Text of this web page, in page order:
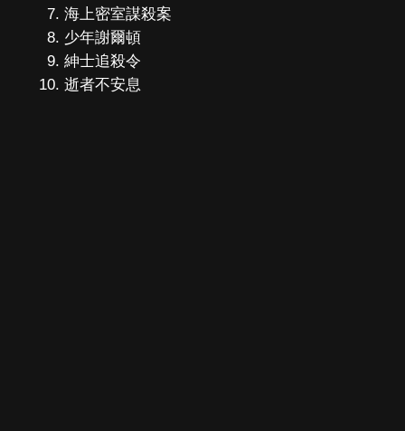
海上密室謀殺案
少年謝爾頓
紳士追殺令
逝者不安息